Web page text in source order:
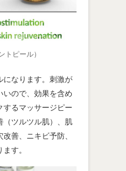
トピール）
になります。刺激が
いので、効果を含め
するマッサージピー
（ツルツル肌）、肌
善、ニキビ予防、
す。